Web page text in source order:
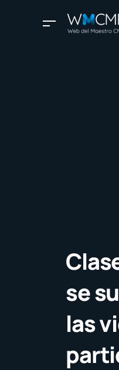
se
las